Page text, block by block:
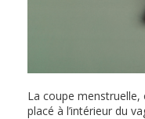
La coupe
placé à l’intérieur du